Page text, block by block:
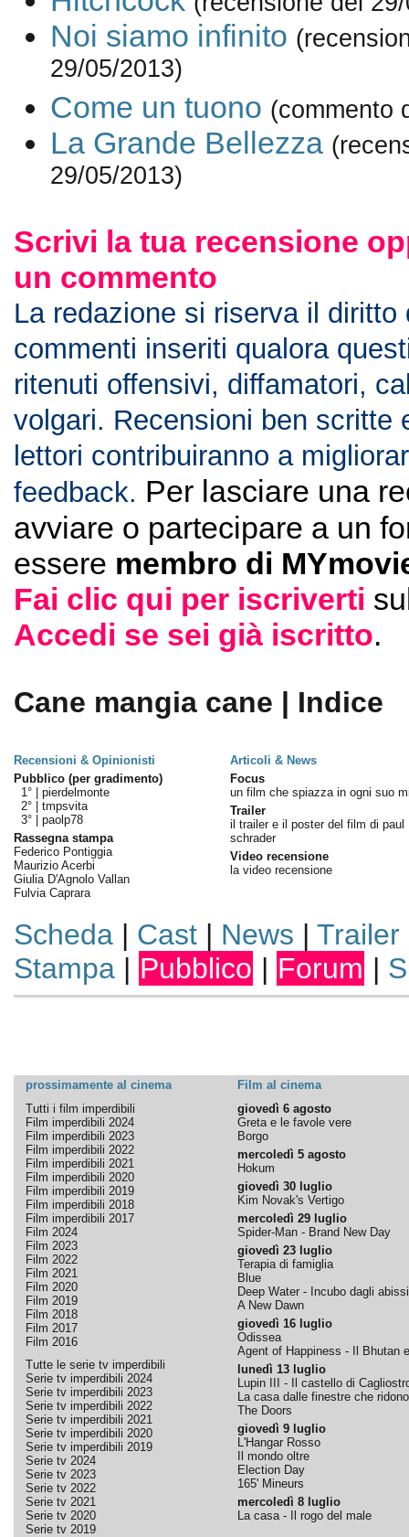
Noi siamo infinito
29/05/2013)
Come un tuono (commento
La Grande Bellezza
29/05/2013)
Scrivi la tua recensione
un commento
La redazione si riserva il diritto
commenti inseriti qualora
ritenuti offensivi, diffamatori,
volgari. Recensioni ben scritte
lettori contribuiranno a
feedback. Per lasciare una
avviare o partecipare a un
essere membro di
Fai clic qui per iscriverti
Accedi se sei già iscritto.
Cane mangia cane | Indice
Recensioni & Opinionisti
Articoli & News
Pubblico (per gradimento)
1° | pierdelmonte
2° | tmpsvita
3° | paolp78
Rassegna stampa
Federico Pontiggia
Maurizio Acerbi
Giulia D'Agnolo Vallan
Fulvia Caprara
Focus
un film che spiazza in ogni suo
Trailer
il trailer e il poster del film di paul
schrader
Video recensione
la video recensione
Scheda| Cast| News | Trailer
Stampa| Pubblico | Forum |
prossimamente al cinema
Film al cinema
Tutti i film imperdibili
Film imperdibili 2024
Film imperdibili 2023
Film imperdibili 2022
Film imperdibili 2021
Film imperdibili 2020
Film imperdibili 2019
Film imperdibili 2018
Film imperdibili 2017
Film 2024
Film 2023
Film 2022
Film 2021
Film 2020
Film 2019
Film 2018
Film 2017
Film 2016
Tutte le serie tv imperdibili
Serie tv imperdibili 2024
Serie tv imperdibili 2023
Serie tv imperdibili 2022
Serie tv imperdibili 2021
Serie tv imperdibili 2020
Serie tv imperdibili 2019
Serie tv 2024
Serie tv 2023
Serie tv 2022
Serie tv 2021
Serie tv 2020
Serie tv 2019
giovedì 6 agosto
Greta e le favole vere
Borgo
mercoledì 5 agosto
Hokum
giovedì 30 luglio
Kim Novak's Vertigo
mercoledì 29 luglio
Spider-Man - Brand New Day
giovedì 23 luglio
Terapia di famiglia
Blue
Deep Water - Incubo dagli abissi
A New Dawn
giovedì 16 luglio
Odissea
Agent of Happiness - Il Bhutan
lunedì 13 luglio
Lupin III - Il castello di
La casa dalle finestre che ridono
The Doors
giovedì 9 luglio
L'Hangar Rosso
Il mondo oltre
Election Day
165' Mineurs
mercoledì 8 luglio
La casa - Il rogo del male